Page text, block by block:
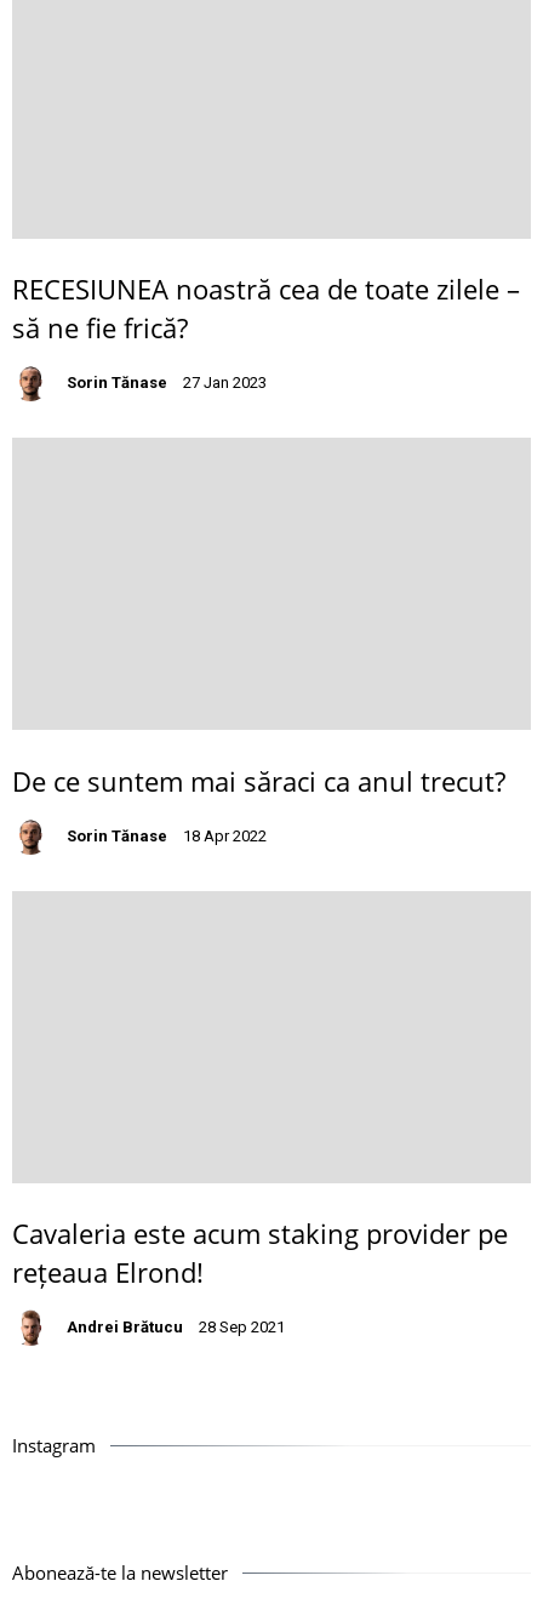
RECESIUNEA noastră cea de toate zilele –
să ne fie frică?
Sorin Tănase 27 Jan 2023
De ce suntem mai săraci ca anul trecut?
Sorin Tănase 18 Apr 2022
Cavaleria este acum staking provider pe
rețeaua Elrond!
Andrei Brătucu 28 Sep 2021
Instagram
Abonează-te la newsletter